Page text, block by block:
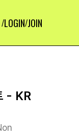
/LOGIN/JOIN
- KR